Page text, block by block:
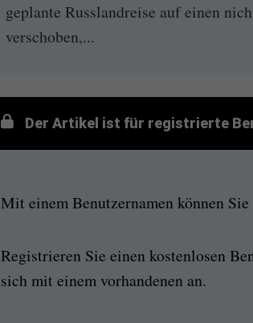
geplante Russlandreise auf einen
verschoben,...
Der Artikel ist für registrierte
Mit einem Benutzernamen können
Registrieren Sie einen kostenlosen
sich mit einem vorhandenen an.